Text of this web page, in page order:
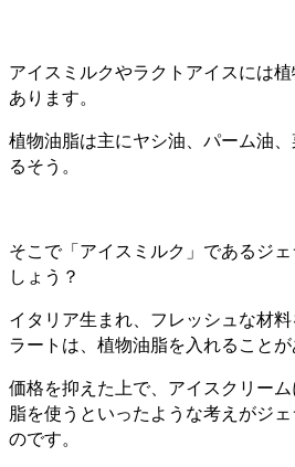
アイスミルクやラクトアイスには
あります。
植物油脂は主にヤシ油、パーム油
るそう。
そこで「アイスミルク」であるジ
しょう？
イタリア生まれ、フレッシュな材
ラートは、植物油脂を入れることが
価格を抑えた上で、アイスクリー
脂を使うといったような考えがジ
のです。